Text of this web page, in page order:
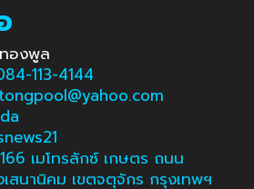
องพูล
113-4144
เมโทรลักซ์ เกษตร ถนน
สนานิคม เขตจตุจักร กรุงเทพฯ